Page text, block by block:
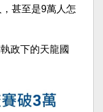
甚至是9萬人怎
政下的天龍國